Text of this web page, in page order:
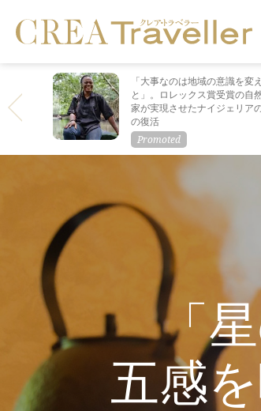
「大事なのは地域の意識を変
と」。ロレックス賞受賞の自
家が実現させたナイジェリア
の復活
「
五感